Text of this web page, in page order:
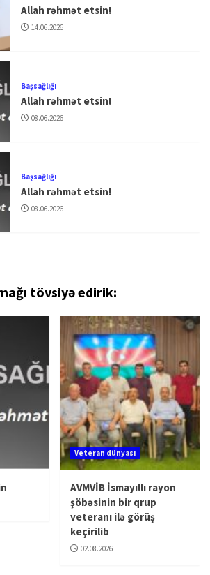
Allah rəhmət etsin!
14.06.2026
Başsağlığı
Allah rəhmət etsin!
08.06.2026
Başsağlığı
Allah rəhmət etsin!
08.06.2026
tövsiyə edirik:
Veteran dünyası
AVMVİB İsmayıllı rayon
şöbəsinin bir qrup
veteranı ilə görüş
keçirilib
02.08.2026